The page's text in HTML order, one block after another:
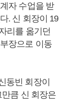
자 수업을 받
. 신 회장이 19
리를 옮기던
장으로 이동
동빈 회장이
큼 신 회장은